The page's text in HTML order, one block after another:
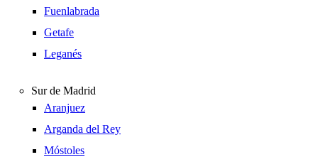
Fuenlabrada
Getafe
Leganés
Sur de Madrid
Aranjuez
Arganda del Rey
Móstoles